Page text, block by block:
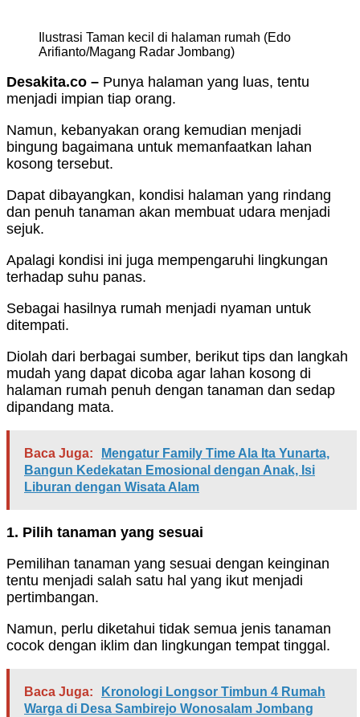
Ilustrasi Taman kecil di halaman rumah (Edo
Arifianto/Magang Radar Jombang)
Desakita.co – Punya halaman yang luas, tentu
menjadi impian tiap orang.
Namun, kebanyakan orang kemudian menjadi
bingung bagaimana untuk memanfaatkan lahan
kosong tersebut.
Dapat dibayangkan, kondisi halaman yang rindang
dan penuh tanaman akan membuat udara menjadi
sejuk.
Apalagi kondisi ini juga mempengaruhi lingkungan
terhadap suhu panas.
Sebagai hasilnya rumah menjadi nyaman untuk
ditempati.
Diolah dari berbagai sumber, berikut tips dan langkah
mudah yang dapat dicoba agar lahan kosong di
halaman rumah penuh dengan tanaman dan sedap
dipandang mata.
Baca Juga:
Mengatur Family Time Ala Ita Yunarta,
Bangun Kedekatan Emosional dengan Anak, Isi
Liburan dengan Wisata Alam
1. Pilih tanaman yang sesuai
Pemilihan tanaman yang sesuai dengan keinginan
tentu menjadi salah satu hal yang ikut menjadi
pertimbangan.
Namun, perlu diketahui tidak semua jenis tanaman
cocok dengan iklim dan lingkungan tempat tinggal.
Baca Juga:
Kronologi Longsor Timbun 4 Rumah
Warga di Desa Sambirejo Wonosalam Jombang